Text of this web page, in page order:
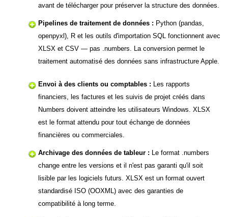
avant de télécharger pour préserver la structure des données.
Pipelines de traitement de données : Python (pandas,
openpyxl), R et les outils d'importation SQL fonctionnent avec
XLSX et CSV — pas .numbers. La conversion permet le
traitement automatisé des données sans infrastructure Apple.
Envoi à des clients ou comptables : Les rapports
financiers, les factures et les suivis de projet créés dans
Numbers doivent atteindre les utilisateurs Windows. XLSX
est le format attendu pour tout échange de données
financières ou commerciales.
Archivage des données de tableur : Le format .numbers
change entre les versions et il n'est pas garanti qu'il soit
lisible par les logiciels futurs. XLSX est un format ouvert
standardisé ISO (OOXML) avec des garanties de
compatibilité à long terme.